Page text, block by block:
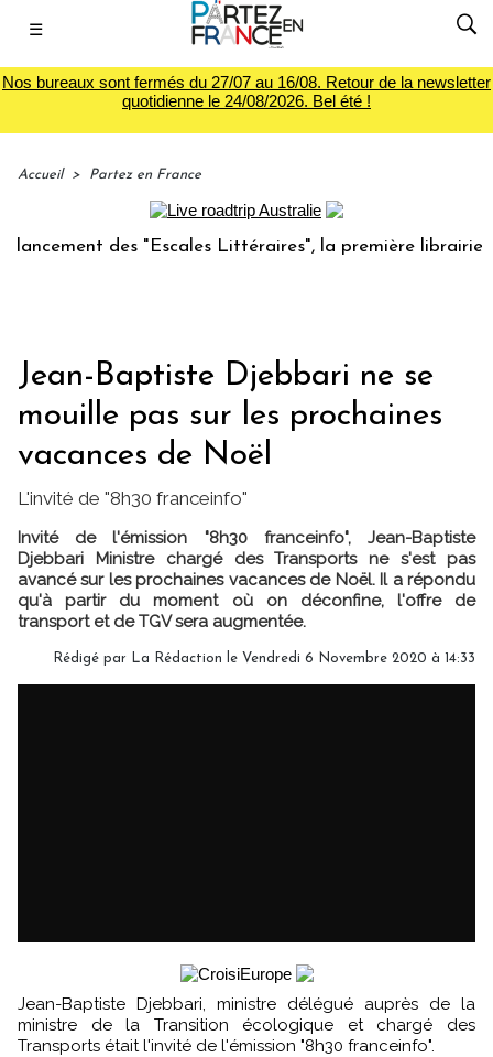
☰
Nos bureaux sont fermés du 27/07 au 16/08. Retour de la newsletter
quotidienne le 24/08/2026. Bel été !
Accueil > Partez en France
des "Escales Littéraires", la première librairie du
Jean-Baptiste Djebbari ne se
mouille pas sur les prochaines
vacances de Noël
L'invité de "8h30 franceinfo"
Invité de l'émission "8h30 franceinfo", Jean-Baptiste
Djebbari Ministre chargé des Transports ne s'est pas
avancé sur les prochaines vacances de Noël. Il a répondu
qu'à partir du moment où on déconfine, l'offre de
transport et de TGV sera augmentée.
Rédigé par La Rédaction le Vendredi 6 Novembre 2020 à 14:33
Jean-Baptiste Djebbari, ministre délégué auprès de la
ministre de la Transition écologique et chargé des
Transports était l'invité de l'émission "8h30 franceinfo".